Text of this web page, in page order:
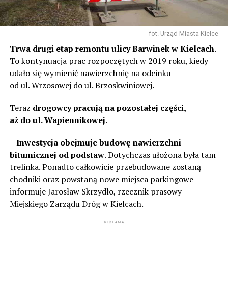
fot. Urząd Miasta Kielce
Trwa drugi etap remontu ulicy Barwinek w Kielcach.
To kontynuacja prac rozpoczętych w 2019 roku, kiedy
udało się wymienić nawierzchnię na odcinku
od ul. Wrzosowej do ul. Brzoskwiniowej.
Teraz drogowcy pracują na pozostałej części,
aż do ul. Wapiennikowej.
–Inwestycja obejmuje budowę nawierzchni
bitumicznej od podstaw. Dotychczas ułożona była tam
trelinka. Ponadto całkowicie przebudowane zostaną
chodniki oraz powstaną nowe miejsca parkingowe –
informuje Jarosław Skrzydło, rzecznik prasowy
Miejskiego Zarządu Dróg w Kielcach.